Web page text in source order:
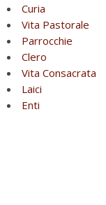
Curia
Vita Pastorale
Parrocchie
Clero
Vita Consacrata
Laici
Enti